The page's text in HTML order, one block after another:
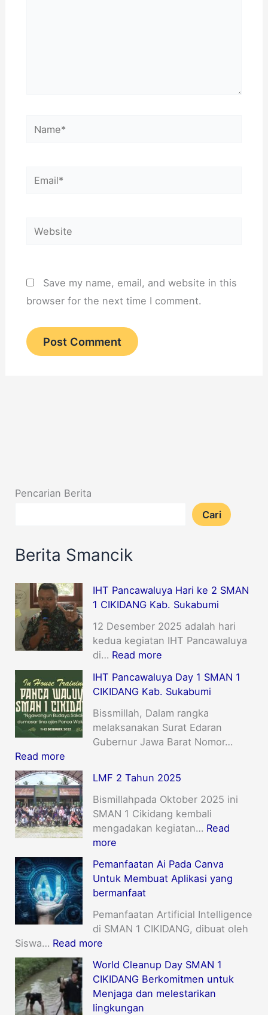
Name*
Email*
Website
Save my name, email, and website in this
browser for the next time I comment.
Pencarian Berita
Cari
Berita Smancik
IHT Pancawaluya Hari ke 2 SMAN
1 CIKIDANG Kab. Sukabumi
12 Desember 2025 adalah hari
kedua kegiatan IHT Pancawaluya
di… Read more
IHT Pancawaluya Day 1 SMAN 1
CIKIDANG Kab. Sukabumi
Bissmillah, Dalam rangka
melaksanakan Surat Edaran
Gubernur Jawa Barat Nomor…
Read more
LMF 2 Tahun 2025
Bismillahpada Oktober 2025 ini
SMAN 1 Cikidang kembali
mengadakan kegiatan… Read
more
Pemanfaatan Ai Pada Canva
Untuk Membuat Aplikasi yang
bermanfaat
Pemanfaatan Artificial Intelligence
di SMAN 1 CIKIDANG, dibuat oleh
Siswa… Read more
World Cleanup Day SMAN 1
CIKIDANG Berkomitmen untuk
Menjaga dan melestarikan
lingkungan